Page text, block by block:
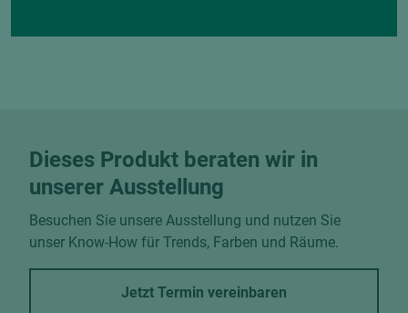
Dieses Produkt beraten wir in
unserer Ausstellung
Besuchen Sie unsere Ausstellung und nutzen Sie
unser Know-How für Trends, Farben und Räume.
Jetzt Termin vereinbaren